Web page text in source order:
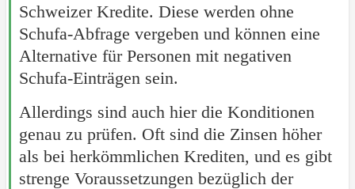
Schweizer Kredite. Diese werden ohne
Schufa-Abfrage vergeben und können eine
Alternative für Personen mit negativen
Schufa-Einträgen sein.
Allerdings sind auch hier die Konditionen
genau zu prüfen. Oft sind die Zinsen höher
als bei herkömmlichen Krediten, und es gibt
strenge Voraussetzungen bezüglich der